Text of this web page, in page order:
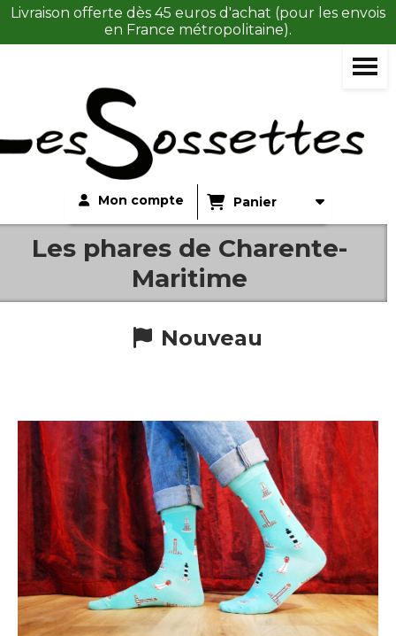
Livraison offerte dès 45 euros d'achat (pour les envois
en France métropolitaine).
Mon compte Panier
Les phares de Charente-
Maritime
Nouveau
Panneau de gestion des cookies